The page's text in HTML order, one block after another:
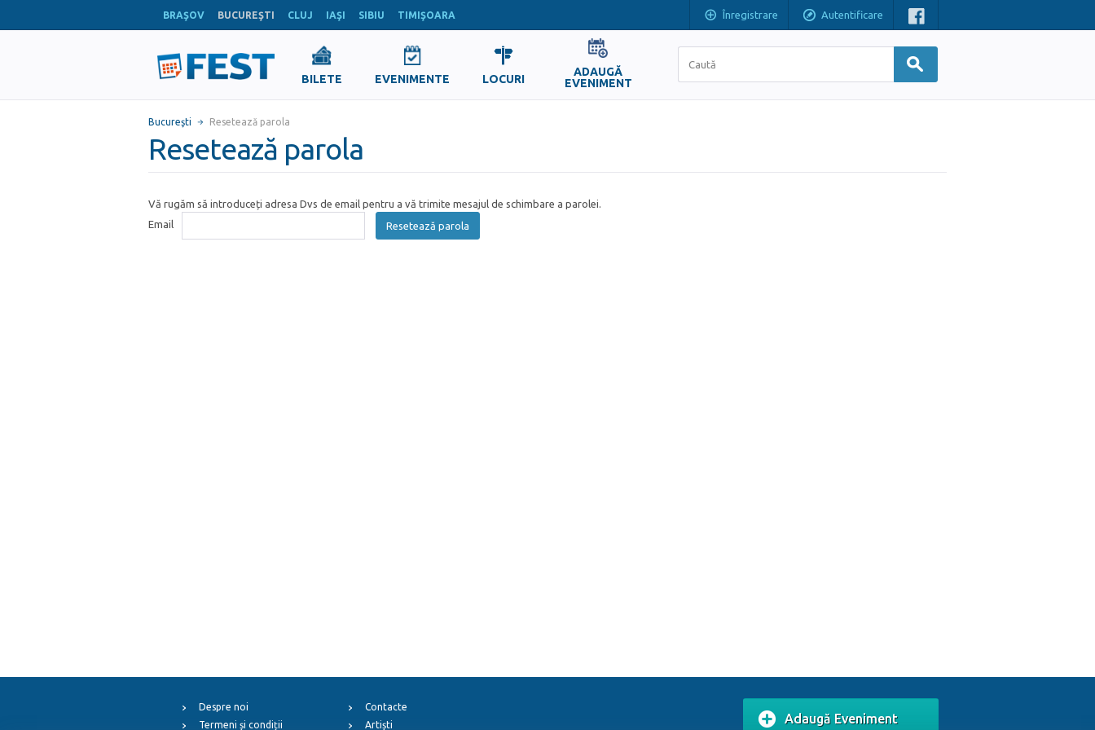
BRAŞOV BUCUREŞTI CLUJ IAŞI SIBIU TIMIŞOARA Înregistrare Autentificare
BILETE EVENIMENTE LOCURI
ADAUGĂ
EVENIMENT
Bucureşti Resetează parola
Resetează parola
Vă rugăm să introduceți adresa Dvs de email pentru a vă trimite mesajul de schimbare a parolei.
Email
Resetează parola
Despre noi
Termeni și condiții
Contacte
Artiști
Adaugă Eveniment